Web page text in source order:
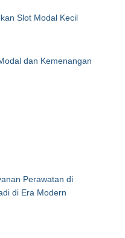
Slot Modal Kecil
dan Kemenangan
Perawatan di
di Era Modern